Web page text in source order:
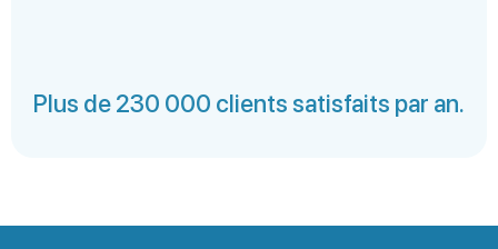
Plus de 230 000 clients satisfaits par an.